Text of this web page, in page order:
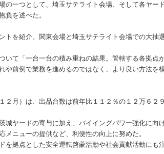
一つとして、埼玉サテライト会場、そして各ヤ
負を述べた。
を紹介。関東会場と埼玉サテライト会場での大抽
て「一台一台の積み重ねの結果。管轄する各拠点
や前例で業務を進めるのではなく、より良い方法
月）は、出品台数は前年比１１２％の１２万６
ヤードの寄与に加え、バイイングパワー強化に
ニューの提供など、利便性の向上に努めた。
拠点とした安全運転啓蒙活動や社会貢献活動にも